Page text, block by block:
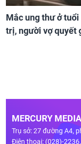
Mắc ung thư ở
trị, người vợ quyết
MERCURY
Trụ sở: 27 đường A4,
Điện thoại: (028)-